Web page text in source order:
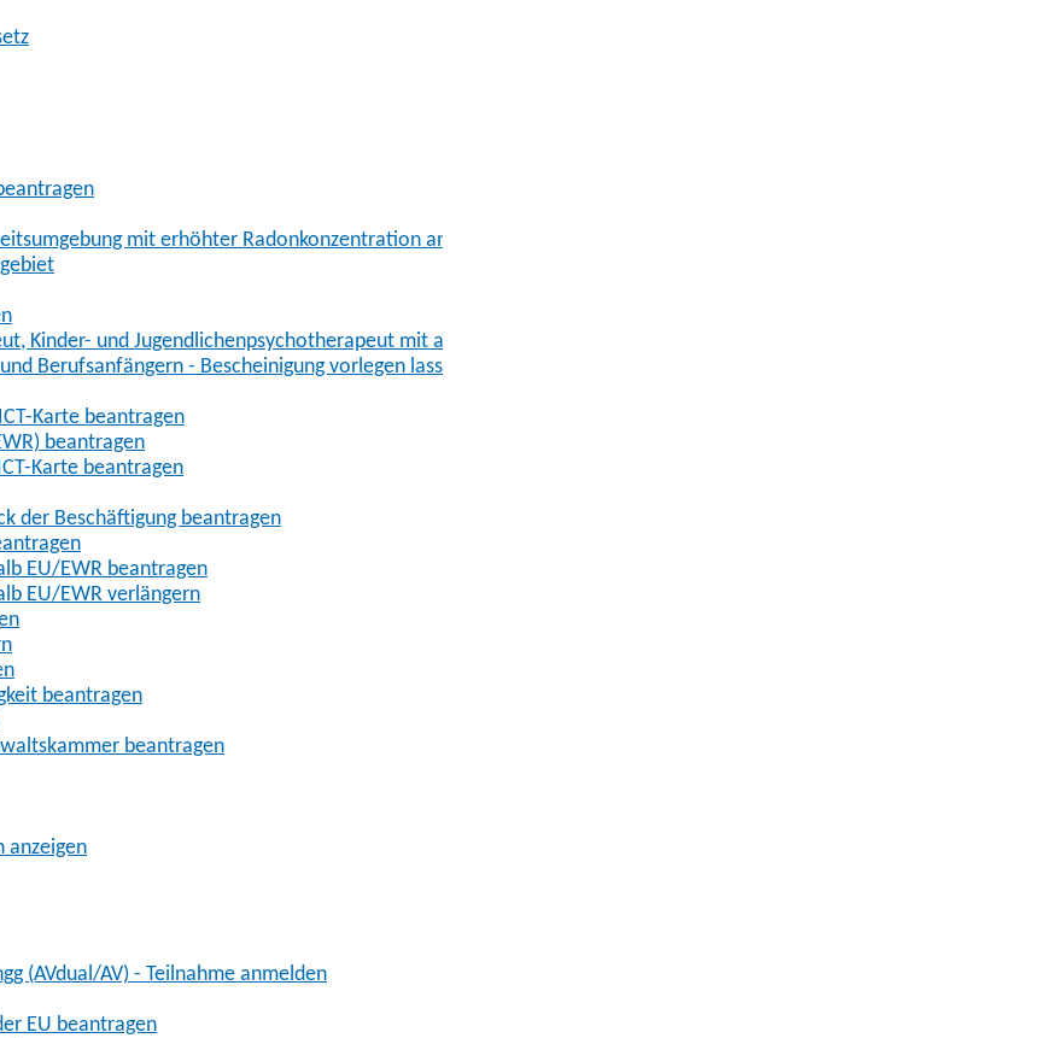
mit erhöhter Radonkonzentration anmelden
Kinder- und Jugendlichenpsychotherapeut mit ausländischer Berufsausbildung – Approbation beantragen
Berufsanfängern - Bescheinigung vorlegen lassen
Karte beantragen
beantragen
Karte beantragen
der Beschäftigung beantragen
EU/EWR beantragen
EU/EWR verlängern
beantragen
beantragen
anzeigen
(AVdual/AV) - Teilnahme anmelden
EU beantragen